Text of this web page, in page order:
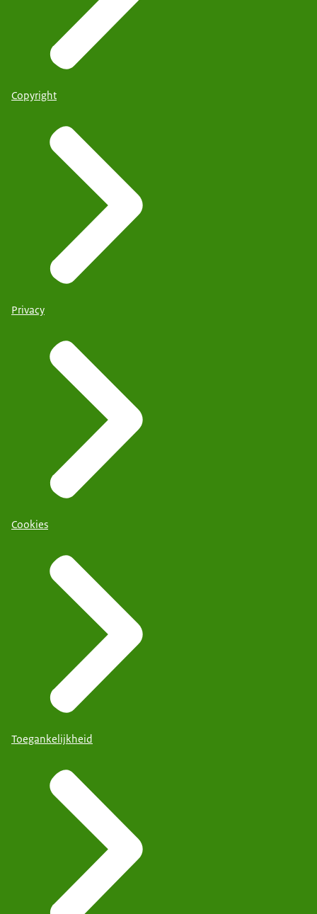
Copyright
Privacy
Cookies
Toegankelijkheid